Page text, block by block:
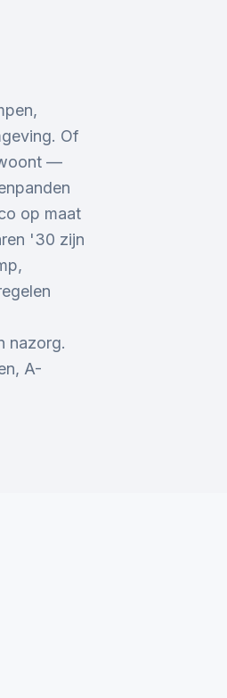
Of
—
op maat
'30 zijn
nazorg.
A-